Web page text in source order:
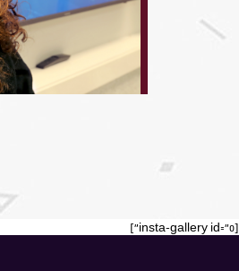
[insta-gallery id="0"]